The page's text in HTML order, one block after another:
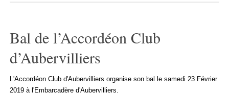
Bal de l’Accordéon Club
d’Aubervilliers
L'AccordéonClub d'Aubervilliers organise son bal le samedi 23 Février
2019 à l'Embarcadère d'Aubervilliers.